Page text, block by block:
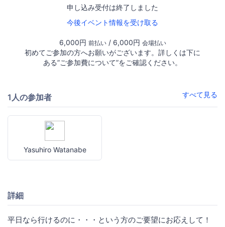
申し込み受付は終了しました
今後イベント情報を受け取る
6,000円 前払い/ 6,000円 会場払い
初めてご参加の方へお願いがございます。詳しくは下に
ある”ご参加費について”をご確認ください。
1人の参加者 すべて見る
Yasuhiro Watanabe
詳細
平日なら行けるのに・・・という方のご要望にお応えして！